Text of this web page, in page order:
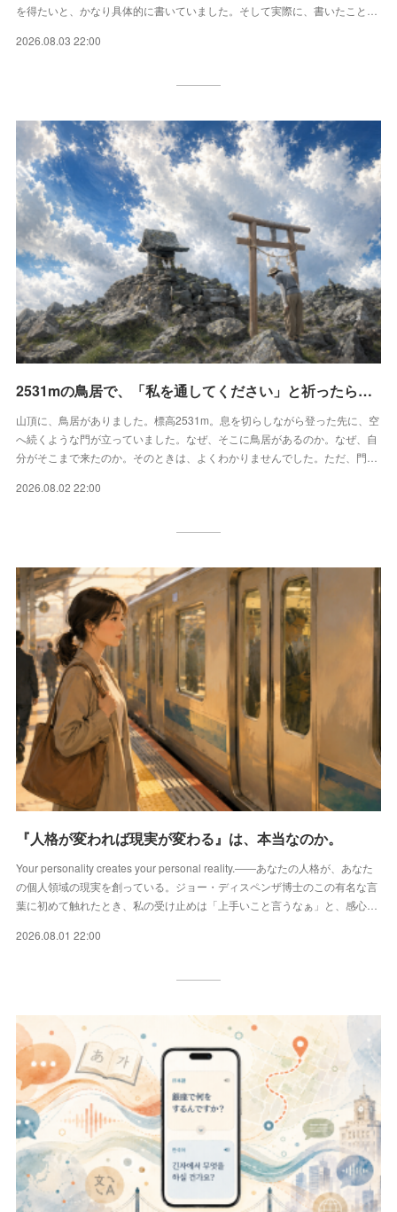
を得たいと、かなり具体的に書いていました。そして実際に、書いたこと…
2026.08.03 22:00
2531mの鳥居で、「私を通してください」と祈ったら…
山頂に、鳥居がありました。標高2531m。息を切らしながら登った先に、空
へ続くような門が立っていました。なぜ、そこに鳥居があるのか。なぜ、自
分がそこまで来たのか。そのときは、よくわかりませんでした。ただ、門…
2026.08.02 22:00
『人格が変われば現実が変わる』は、本当なのか。
Your personality creates your personal reality.――あなたの人格が、あなた
の個人領域の現実を創っている。ジョー・ディスペンザ博士のこの有名な言
葉に初めて触れたとき、私の受け止めは「上手いこと言うなぁ」と、感心…
2026.08.01 22:00